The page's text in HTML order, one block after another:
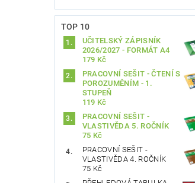
TOP 10
UČITELSKÝ ZÁPISNÍK
2026/2027 - FORMÁT A4
179 Kč
PRACOVNÍ SEŠIT - ČTENÍ S
POROZUMĚNÍM - 1.
STUPEŇ
119 Kč
PRACOVNÍ SEŠIT -
VLASTIVĚDA 5. ROČNÍK
75 Kč
PRACOVNÍ SEŠIT -
VLASTIVĚDA 4. ROČNÍK
75 Kč